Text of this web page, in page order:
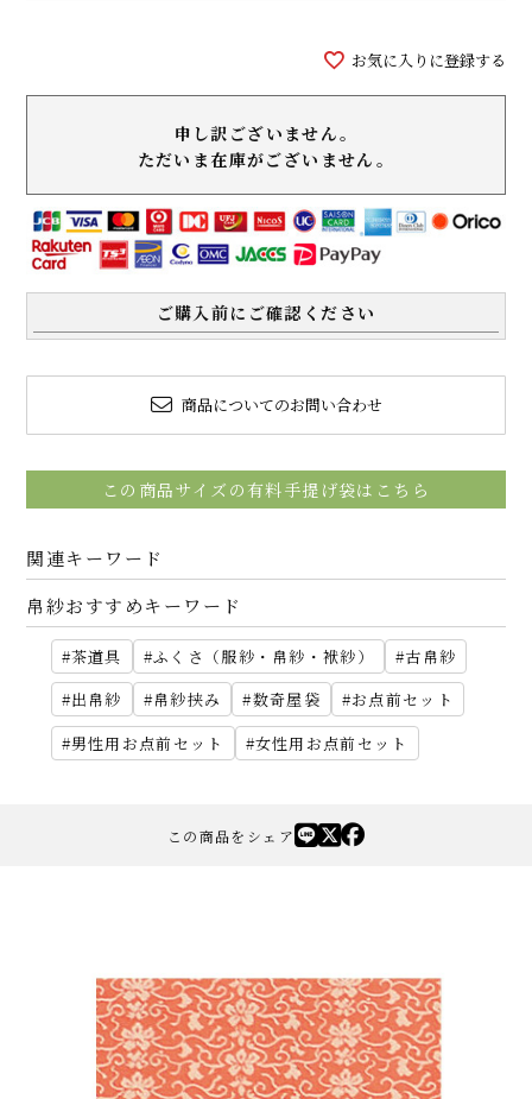
お気に入りに登録する
申し訳ございません。
ただいま在庫がございません。
ご購入前にご確認ください
商品についてのお問い合わせ
この商品サイズの有料手提げ袋はこちら
関連キーワード
帛紗おすすめキーワード
茶道具 ふくさ（服紗・帛紗・袱紗）
古帛紗
出帛紗
帛紗挟み 数奇屋袋
お点前セット
男性用お点前セット
女性用お点前セット
この商品をシェア